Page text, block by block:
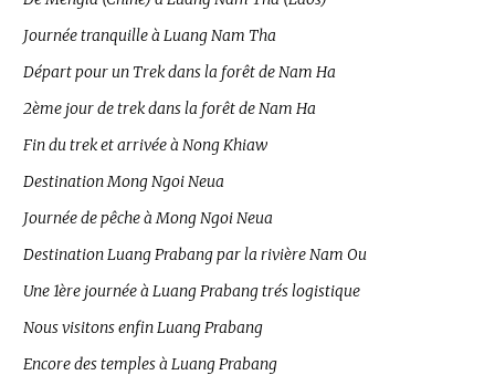
Journée tranquille à Luang Nam Tha
Départ pour un Trek dans la forêt de Nam Ha
2ème jour de trek dans la forêt de Nam Ha
Fin du trek et arrivée à Nong Khiaw
Destination Mong Ngoi Neua
Journée de pêche à Mong Ngoi Neua
Destination Luang Prabang par la rivière Nam Ou
Une 1ère journée à Luang Prabang trés logistique
Nous visitons enfin Luang Prabang
Encore des temples à Luang Prabang